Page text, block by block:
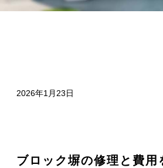
2026年1月23日
ブロック塀の修理と費用